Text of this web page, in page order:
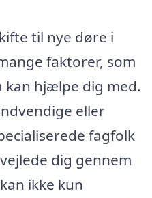
til nye døre i
faktorer, som
hjælpe dig med.
eller
fagfolk
dig gennem
ikke kun